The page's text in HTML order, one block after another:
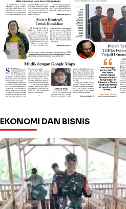
EKONOMI DAN BISNIS